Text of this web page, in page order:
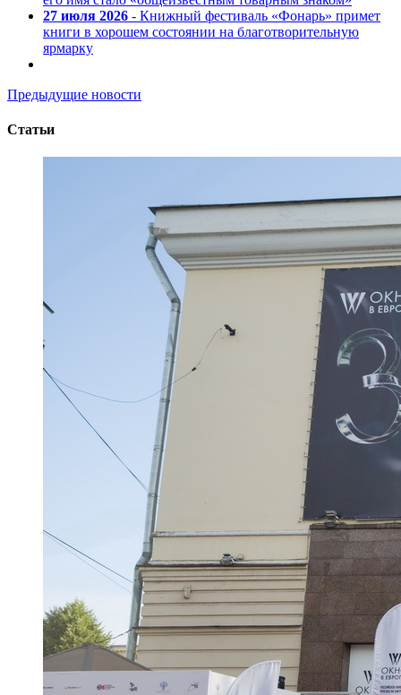
27 июля 2026 - Книжный фестиваль «Фонарь» примет
книги в хорошем состоянии на благотворительную
ярмарку
Предыдущие новости
Статьи